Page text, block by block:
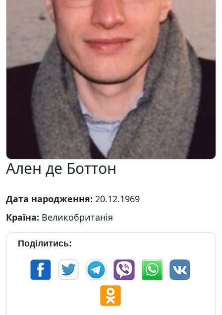
Ален де Боттон
Дата народження: 20.12.1969
Країна: Великобританія
Поділитись: